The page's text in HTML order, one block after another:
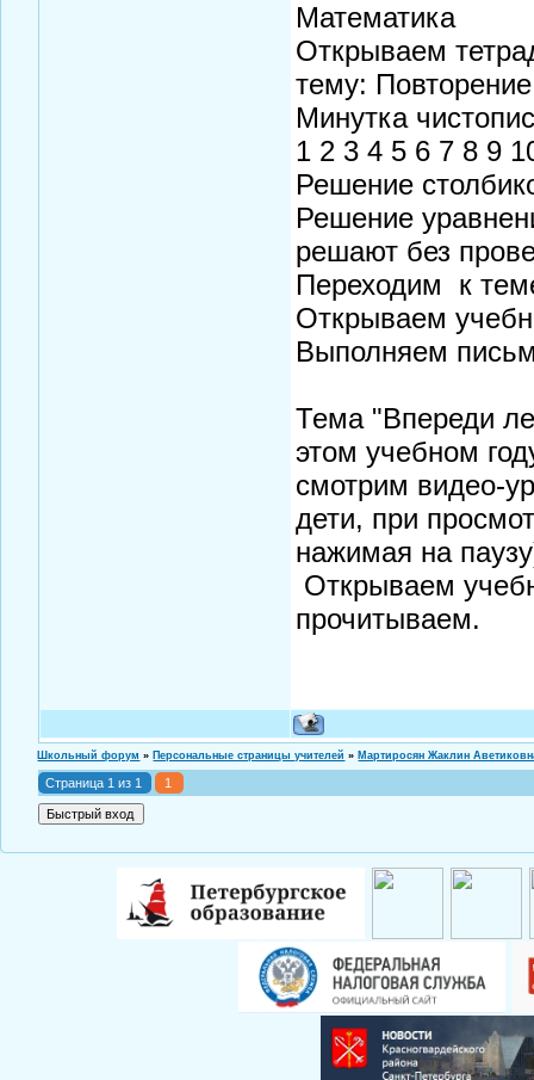
Математика
Открываем
тему: Повторение
Минутка
1 2 3 4 5 6 7 8 9
Решение
Решение
решают без
Переходим к
Открываем
Выполняем
Тема "Впереди
этом учебном
смотрим видео-
дети, при
нажимая на
Открываем
прочитываем.
Школьный форум » Персональные страницы учителей » Мартиросян Жаклин
Страница 1 из 1 1